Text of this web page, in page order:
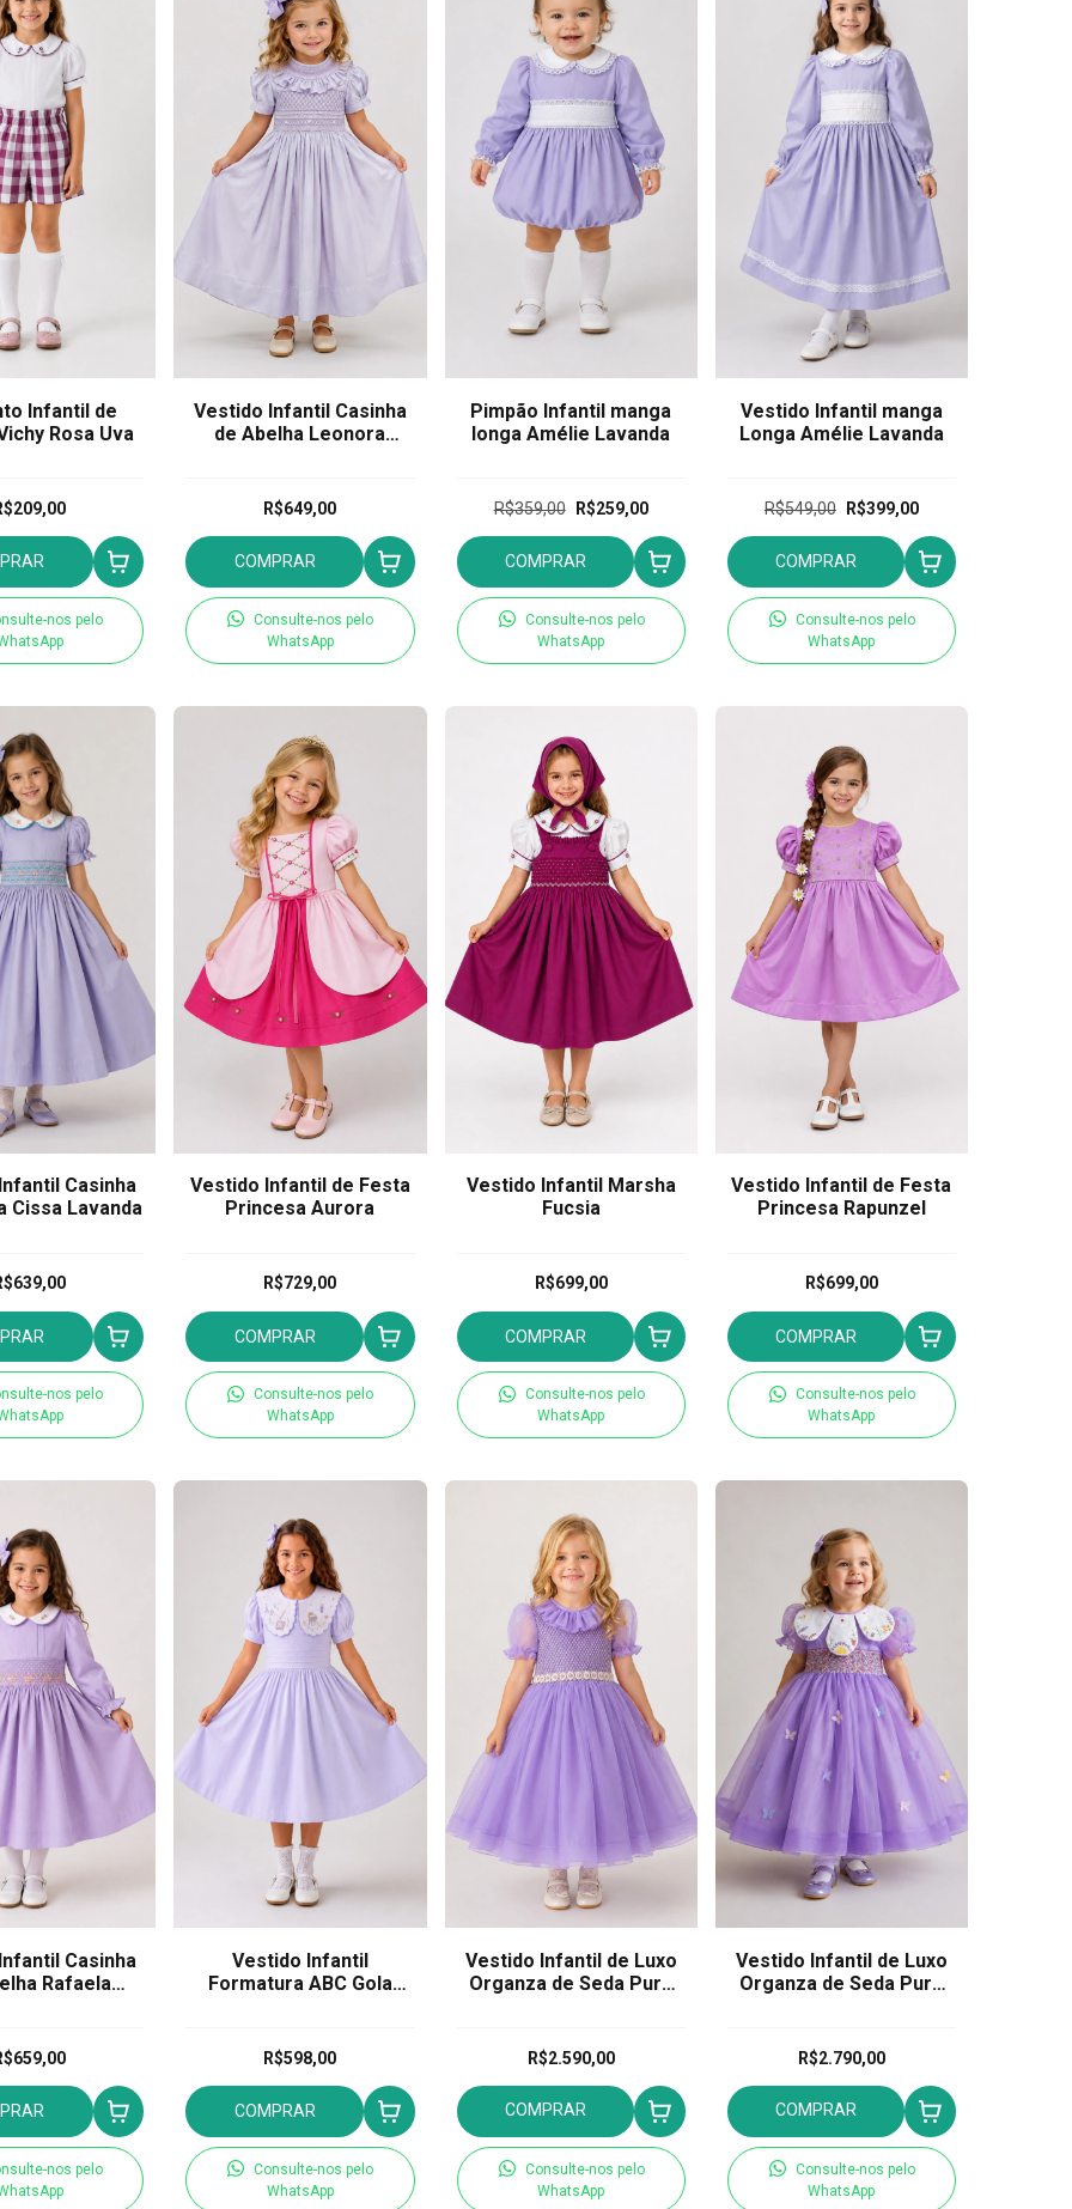
Infantil de
Rosa Uva
nos pelo
Vestido Infantil Casinha
de Abelha Leonora
R$649,00
COMPRAR
Consulte-nos pelo
WhatsApp
Pimpão Infantil manga
longa Amélie Lavanda
R$359,00 R$259,00
COMPRAR
Consulte-nos pelo
WhatsApp
Vestido Infantil manga
Longa Amélie Lavanda
R$549,00 R$399,00
COMPRAR
Consulte-nos pelo
WhatsApp
Casinha
Cissa Lavanda
nos pelo
Vestido Infantil de Festa
Princesa Aurora
R$729,00
COMPRAR
Consulte-nos pelo
WhatsApp
Vestido Infantil Marsha
Fucsia
R$699,00
COMPRAR
Consulte-nos pelo
WhatsApp
Vestido Infantil de Festa
Princesa Rapunzel
R$699,00
COMPRAR
Consulte-nos pelo
WhatsApp
Casinha
Rafaela
nos pelo
Vestido Infantil
Formatura ABC Gola
R$598,00
COMPRAR
Consulte-nos pelo
WhatsApp
Vestido Infantil de Luxo
Organza de Seda Pura
R$2.590,00
COMPRAR
Consulte-nos pelo
WhatsApp
Vestido Infantil de Luxo
Organza de Seda Pura
R$2.790,00
COMPRAR
Consulte-nos pelo
WhatsApp